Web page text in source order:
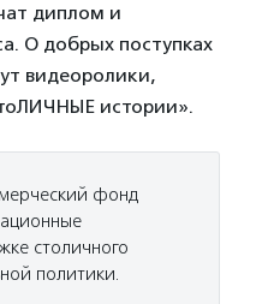
диплом и
О добрых поступках
видеоролики,
истории».
фонд
столичного
политики.